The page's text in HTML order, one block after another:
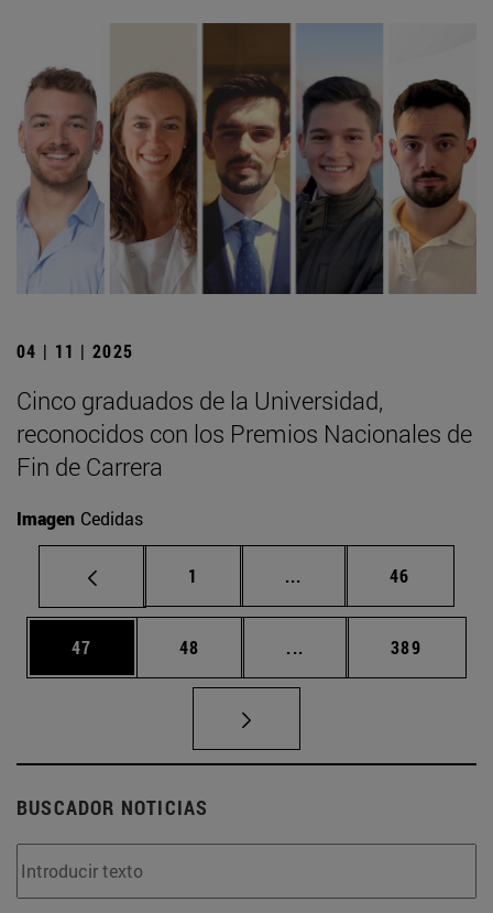
04 | 11 | 2025
Cinco graduados de la Universidad,
reconocidos con los Premios Nacionales de
Fin de Carrera
Imagen Cedidas
Página
1 ... Páginas intermedias
Página
46
Página
47 Página
48 ... Páginas intermedias
Página
389
BUSCADOR NOTICIAS